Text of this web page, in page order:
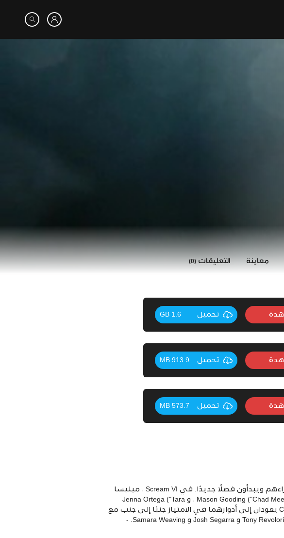
معاينة التعليقات (0)
تحميل 1.6 GB
تحميل 913.9 MB
تحميل 573.7 MB
بعد عمليات القتل الأخيرة بشخصية Ghostface ، يترك الناجون الأربعة Woodsboro وراءهم ويبدأون فصلًا جديدًا. في Scream VI ، ميليسا
باريرا ("Sam Carpenter") ، و Jasmin Savoy Brown ("Mindy Meeks-Martin") ، و Mason Gooding ("Chad Meeks-Martin") ، و Jenna Ortega ("Tara
Carpenter") ، و Hayden Panettiere ("كيربي" Reed ") و Courteney Cox (" Gale Weathers ") يعودان إلى أدوارهما في الامتياز جنبًا إلى جنب مع
Jack Champion و Henry Czerny و Liana Liberato و Dermot Mulroney و Devyn Nekoda و Tony Revolori و Josh Segarra و Samara Weaving. -